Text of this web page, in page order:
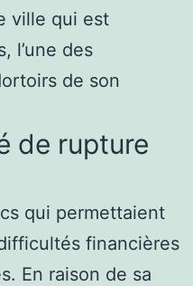
ville qui est
l’une des
de son
de rupture
qui permettaient
financières
En raison de sa